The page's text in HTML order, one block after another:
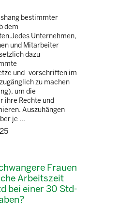
bestimmter
dem
Unternehmen,
und Mitarbeiter
dazu
und -vorschriften im
zu machen
um die
ihre Rechte und
Auszuhängen
je ...
Frauen
Arbeitszeit
bei einer 30 Std-